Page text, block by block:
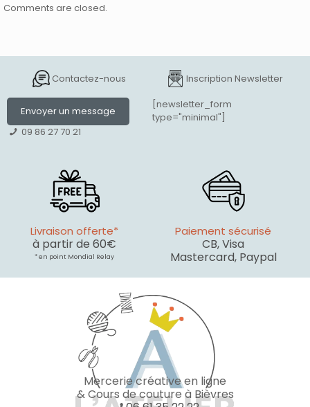
Comments are closed.
Contactez-nous
Envoyer un message
09 86 27 70 21
Inscription Newsletter
[newsletter_form
type="minimal"]
Livraison offerte*
à partir de 60€
* en point Mondial Relay
Paiement sécurisé
CB, Visa
Mastercard, Paypal
Mercerie créative en ligne
& Cours de couture à Bièvres